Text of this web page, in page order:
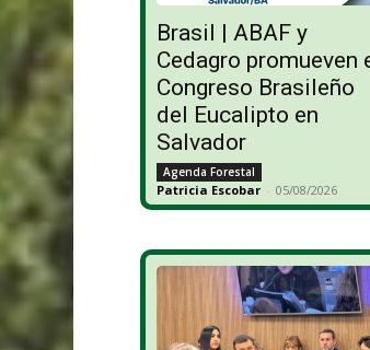
Brasil | ABAF y
Cedagro promueven
Congreso Brasileño
del Eucalipto en
Salvador
Agenda Forestal
Patricia Escobar - 05/08/2026